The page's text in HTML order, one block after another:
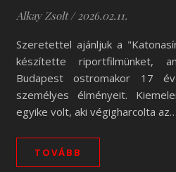
Alkay Zsolt / 2026.02.11.
Szeretettel ajánljuk a
készítette riportfilmünket,
Budapest ostromakor 17
személyes élményeit.
egyike volt, aki végigharcolta az…
TOVÁBB